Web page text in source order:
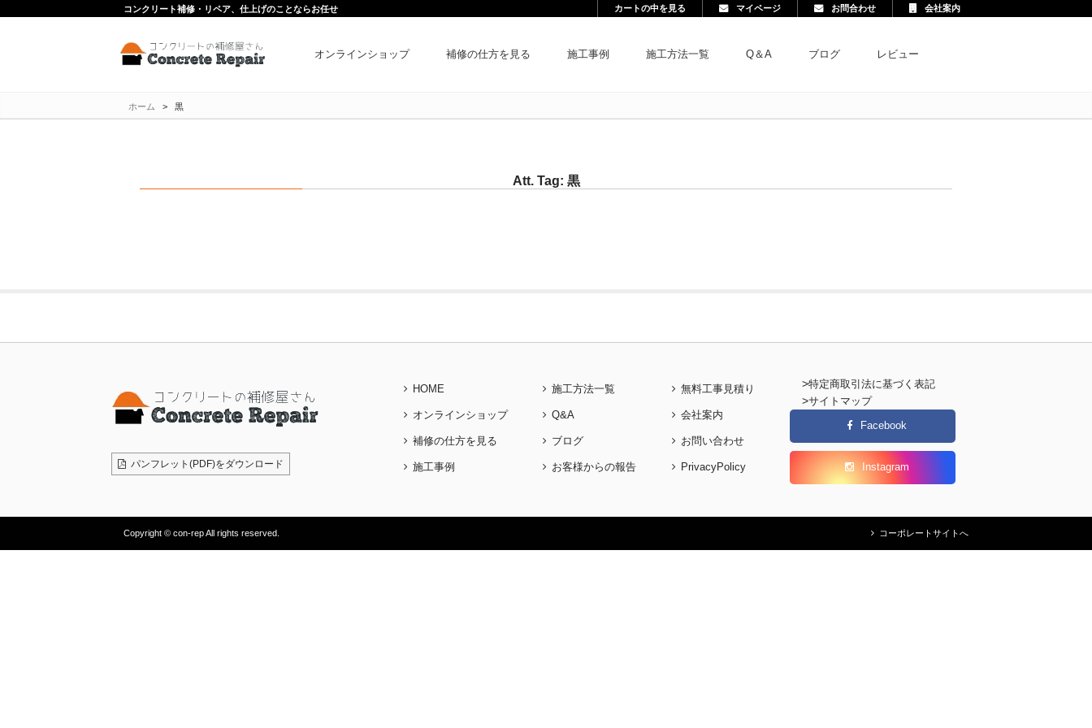
コンクリート補修・リペア、仕上げのことならお任せ カートの中を見る マイページ お問合わせ 会社案内
オンラインショップ 補修の仕方を見る 施工事例 施工方法一覧 Q＆A ブログ レビュー
ホーム > 黒
Att. Tag: 黒
パンフレット(PDF)をダウンロード
HOME
オンラインショップ
補修の仕方を見る
施工事例
施工方法一覧
Q&A
ブログ
お客様からの報告
無料工事見積り
会社案内
お問い合わせ
PrivacyPolicy
>特定商取引法に基づく表記
>サイトマップ
Facebook
Instagram
Copyright © con-rep All rights reserved. コーポレートサイトへ